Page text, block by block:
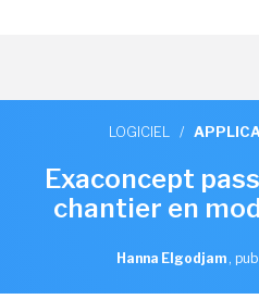
LOGICIEL /
Exaconcept
chantier en
Hanna Elgodjam ,